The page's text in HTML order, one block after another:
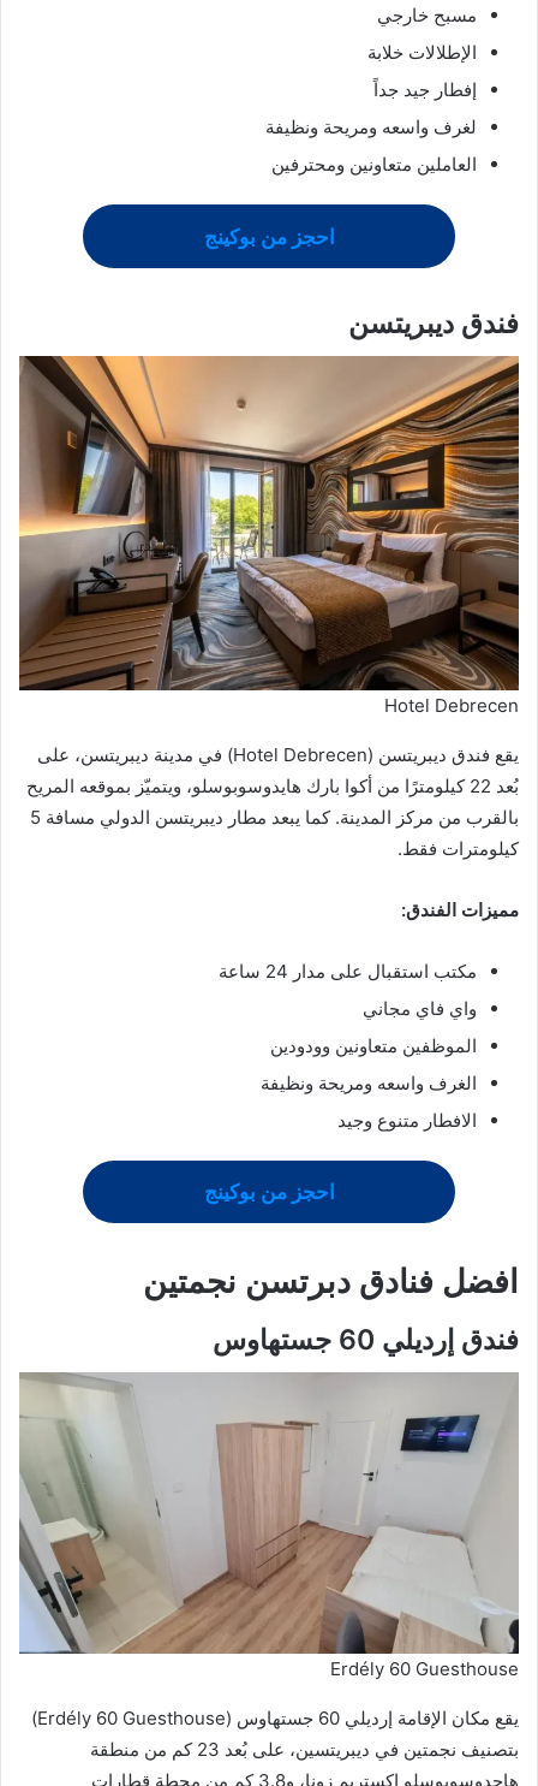
مسبح خارجي
الإطلالات خلابة
إفطار جيد جداً
لغرف واسعه ومريحة ونظيفة
العاملين متعاونين ومحترفين
احجز من بوكينج
فندق ديبريتسن
Hotel Debrecen
يقع فندق ديبريتسن (Hotel Debrecen) في مدينة ديبريتسن، على
بُعد 22 كيلومترًا من أكوا بارك هايدوسوبوسلو، ويتميّز بموقعه المريح
بالقرب من مركز المدينة. كما يبعد مطار ديبريتسن الدولي مسافة 5
كيلومترات فقط.
مميزات الفندق:
مكتب استقبال على مدار 24 ساعة
واي فاي مجاني
الموظفين متعاونين وودودين
الغرف واسعه ومريحة ونظيفة
الافطار متنوع وجيد
احجز من بوكينج
افضل فنادق دبرتسن نجمتين
فندق إرديلي 60 جستهاوس
Erdély 60 Guesthouse
يقع مكان الإقامة إرديلي 60 جستهاوس (Erdély 60 Guesthouse)
بتصنيف نجمتين في ديبريتسين، على بُعد 23 كم من منطقة
هاجدوسوبوسلو إكستريم زونا، و3.8 كم من محطة قطارات